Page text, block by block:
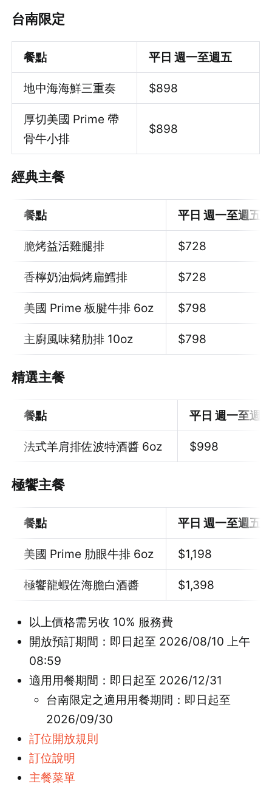
台南限定
餐點 平日 週一至週五
地中海海鮮三重奏 $898
厚切美國 Prime 帶
骨牛小排
$898
經典主餐
餐點 平日 週一至週五
脆烤益活雞腿排 $728
香檸奶油焗烤扁鱈排 $728
美國 Prime 板腱牛排 6oz $798
主廚風味豬肋排 10oz $798
精選主餐
餐點 平日 週一至週
法式羊肩排佐波特酒醬 6oz $998
極饗主餐
餐點 平日 週一至週五
美國 Prime 肋眼牛排 6oz $1,198
極饗龍蝦佐海膽白酒醬 $1,398
以上價格需另收 10% 服務費
開放預訂期間：即日起至 2026/08/10 上午
08:59
適用用餐期間：即日起至 2026/12/31
台南限定之適用用餐期間：即日起至
2026/09/30
訂位開放規則
訂位說明
主餐菜單